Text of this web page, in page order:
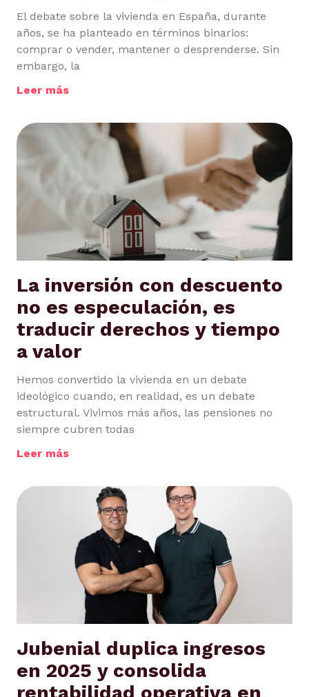
El debate sobre la vivienda en España, durante
años, se ha planteado en términos binarios:
comprar o vender, mantener o desprenderse. Sin
embargo, la
Leer más
La inversión con descuento
no es especulación, es
traducir derechos y tiempo
a valor
Hemos convertido la vivienda en un debate
ideológico cuando, en realidad, es un debate
estructural. Vivimos más años, las pensiones no
siempre cubren todas
Leer más
Jubenial duplica ingresos
en 2025 y consolida
rentabilidad operativa en